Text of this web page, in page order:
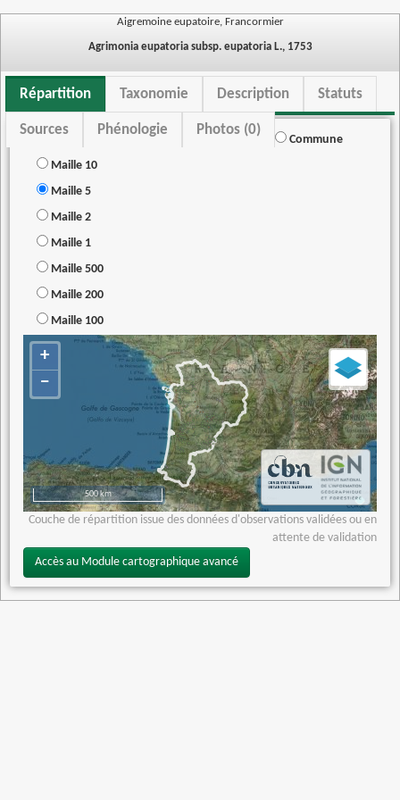
Aigremoine eupatoire, Francormier
Agrimonia eupatoria subsp. eupatoria L., 1753
Répartition Taxonomie Description Statuts
Sources Phénologie Photos (0)
Commune
Maille 10
Maille 5
Maille 2
Maille 1
Maille 500
Maille 200
Maille 100
+
−
500 km
Couche de répartition issue des données d'observations validées ou en
attente de validation
Accès au Module cartographique avancé